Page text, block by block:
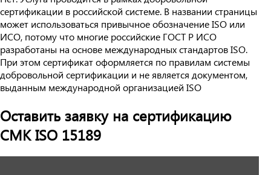
сертификации в российской системе. В названии страницы
может использоваться привычное обозначение ISO или
ИСО, потому что многие российские ГОСТ Р ИСО
разработаны на основе международных стандартов ISO.
При этом сертификат оформляется по правилам системы
добровольной сертификации и не является документом,
выданным международной организацией ISO
Оставить заявку на сертификацию
СМК ISO 15189